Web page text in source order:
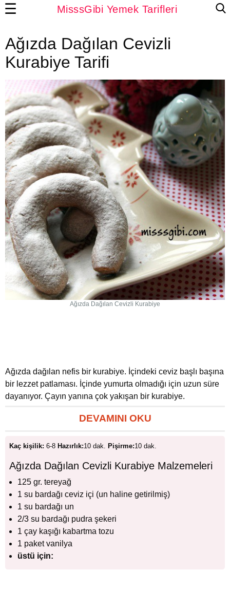
MisssGibi Yemek Tarifleri
☰
Ağızda Dağılan Cevizli
Kurabiye Tarifi
Ağızda Dağılan Cevizli Kurabiye
Ağızda dağılan nefis bir kurabiye. İçindeki ceviz başlı başına
bir lezzet patlaması. İçinde yumurta olmadığı için uzun süre
dayanıyor. Çayın yanına çok yakışan bir kurabiye.
DEVAMINI OKU
Kaç kişilik: 6-8 Hazırlık:10 dak. Pişirme:10 dak.
Ağızda Dağılan Cevizli Kurabiye Malzemeleri
125 gr. tereyağ
1 su bardağı ceviz içi (un haline getirilmiş)
1 su bardağı un
2/3 su bardağı pudra şekeri
1 çay kaşığı kabartma tozu
1 paket vanilya
üstü için: